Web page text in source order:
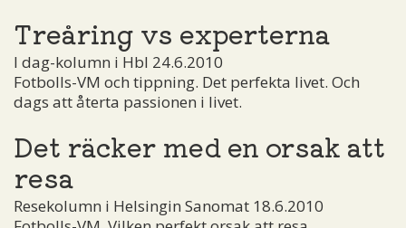
Treåring vs experterna
I dag-kolumn i Hbl 24.6.2010
Fotbolls-VM och tippning. Det perfekta livet. Och
dags att återta passionen i livet.
Det räcker med en orsak att
resa
Resekolumn i Helsingin Sanomat 18.6.2010